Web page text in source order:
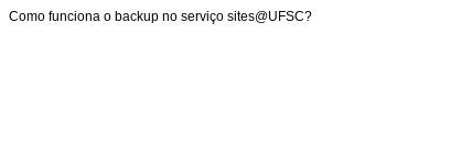
Como funciona o backup no serviço sites@UFSC?